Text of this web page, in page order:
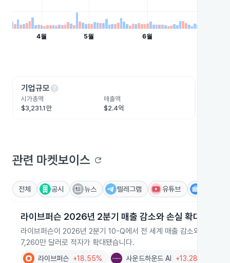
기업규모help
시가총액
$3,231.1만
매출액
$2.4억
관련 마켓보이스 refresh
전체 공시 뉴스 텔레그램 유튜브
라이브퍼슨 2026년 2분기 매출 감소와 손실 확대
라이브퍼슨이 2026년 2분기 10-Q에서 전 세계 매출 감소와 손실
7,260만 달러로 적자가 확대됐습니다.
라이브퍼슨 +18.55% 사운드하운드 AI +13.28%